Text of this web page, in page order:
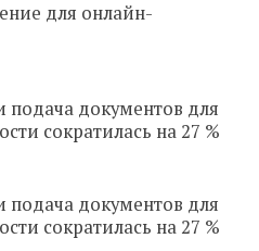
для онлайн-
документов для
сократилась на 27 %
документов для
сократилась на 27 %